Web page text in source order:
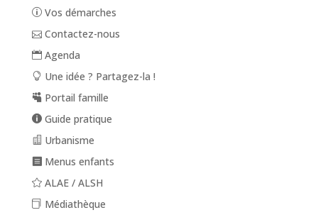
Vos démarches
Contactez-nous
Agenda
Une idée ? Partagez-la !
Portail famille
Guide pratique
Urbanisme
Menus enfants
ALAE / ALSH
Médiathèque